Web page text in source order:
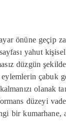
önüne
yahut
düzgün
çabuk
düzeyi
bir kumarhane,